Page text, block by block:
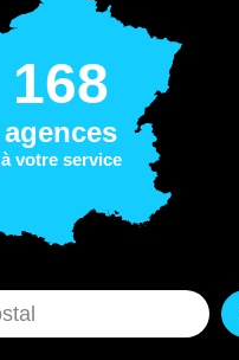
168
agences
à votre service